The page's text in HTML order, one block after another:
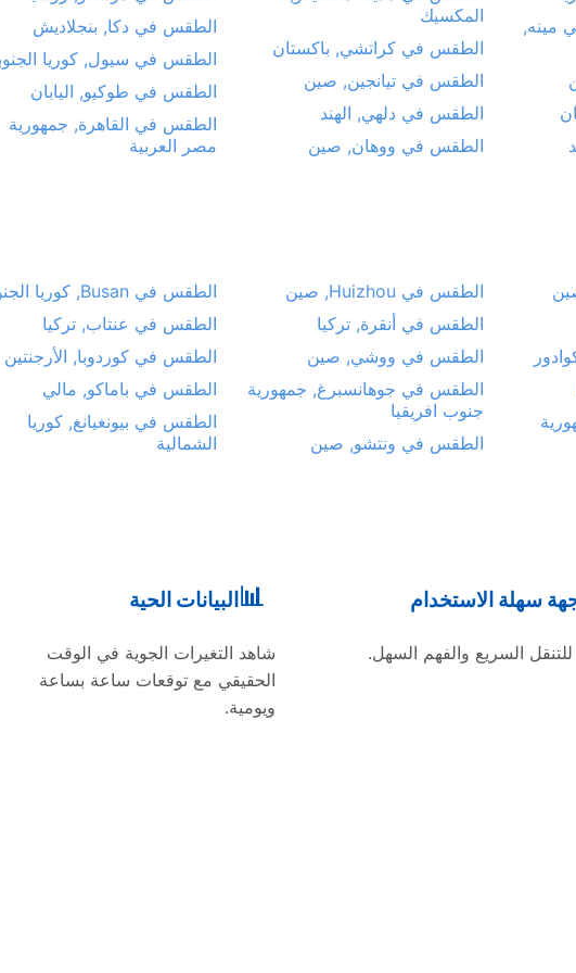
مينه,
المكسيك
الطقس في كراتشي, باكستان
الطقس في تيانجين, صين
الطقس في دلهي, الهند
الطقس في ووهان, صين
الطقس في دكا, بنجلاديش
الطقس في سيول, كوريا
الطقس في طوكيو, اليابان
الطقس في القاهرة, جمهورية
مصر العربية
الطقس في Huizhou, صين
الطقس في أنقرة, تركيا
الطقس في ووشي, صين
الطقس في جوهانسبرغ, جمهورية
جنوب افريقيا
الطقس في ونتشو, صين
الطقس في Busan, كوريا الجنوبية
الطقس في عنتاب, تركيا
الطقس في كوردوبا, الأرجنتين
الطقس في باماكو, مالي
الطقس في بيونغيانغ, كوريا
الشمالية
سهلة الاستخدام
السريع والفهم السهل.
📊البيانات الحية
شاهد التغيرات الجوية في الوقت
الحقيقي مع توقعات ساعة بساعة
ويومية.